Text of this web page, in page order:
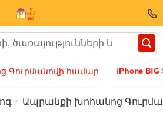
Գուրմանովի համար iPhone
Ապրանքի խոհանոց